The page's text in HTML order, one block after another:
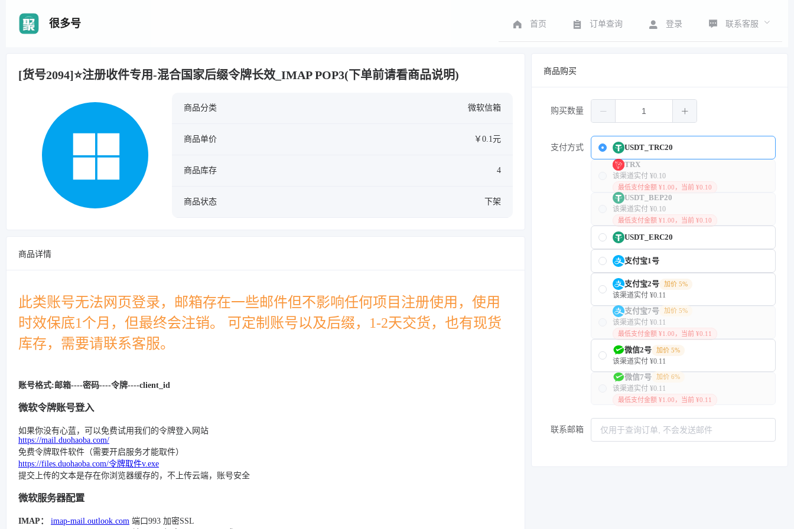
很多号 首页 订单查询 登录 联系客服
[货号2094]⭐注册收件专用-混合国家后缀令牌长效_IMAP POP3(下单前请看商品说明)
商品分类 微软信箱
商品单价 ￥0.1元
商品库存 4
商品状态 下架
商品详情
此类账号无法网页登录，邮箱存在一些邮件但不影响任何项目注册使用，使用
时效保底1个月，但最终会注销。 可定制账号以及后缀，1-2天交货，也有现货
库存，需要请联系客服。
账号格式:邮箱----密码----令牌----client_id
微软令牌账号登入
如果你没有心蓝，可以免费试用我们的令牌登入网站
https://mail.duohaoba.com/
免费令牌取件软件（需要开启服务才能取件）
https://files.duohaoba.com/令牌取件v.exe
提交上传的文本是存在你浏览器缓存的，不上传云端，账号安全
微软服务器配置
IMAP： imap-mail.outlook.com 端口993 加密SSL
商品购买
购买数量
支付方式
USDT_TRC20
TRX
该渠道实付 ¥0.10
最低支付金额 ¥1.00，当前 ¥0.10
USDT_BEP20
该渠道实付 ¥0.10
最低支付金额 ¥1.00，当前 ¥0.10
USDT_ERC20
支付宝1号
支付宝2号 加价 5%
该渠道实付 ¥0.11
支付宝7号 加价 5%
该渠道实付 ¥0.11
最低支付金额 ¥1.00，当前 ¥0.11
微信2号 加价 5%
该渠道实付 ¥0.11
微信7号 加价 6%
该渠道实付 ¥0.11
最低支付金额 ¥1.00，当前 ¥0.11
联系邮箱